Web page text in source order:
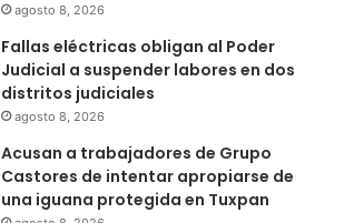
agosto 8, 2026
Fallas eléctricas obligan al Poder
Judicial a suspender labores en dos
distritos judiciales
agosto 8, 2026
Acusan a trabajadores de Grupo
Castores de intentar apropiarse de
una iguana protegida en Tuxpan